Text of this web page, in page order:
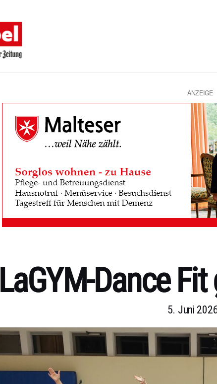
ANZEIGE
LaGYM-Dance
5. Juni 2026